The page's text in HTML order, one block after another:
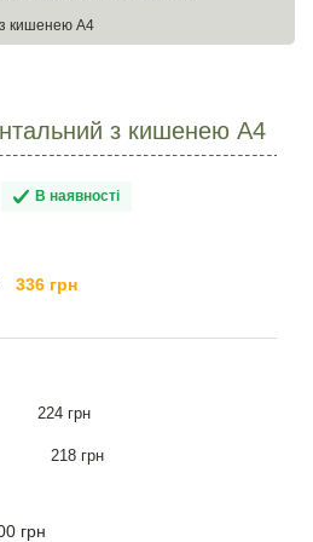
кишенею А4
з кишенею А4
В наявності
336 грн
224 грн
218 грн
грн